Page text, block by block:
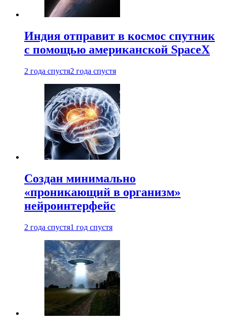
Индия отправит в космос спутник
с помощью американской SpaceX
2 года спустя2 года спустя
Создан минимально
«проникающий в организм»
нейроинтерфейс
2 года спустя1 год спустя